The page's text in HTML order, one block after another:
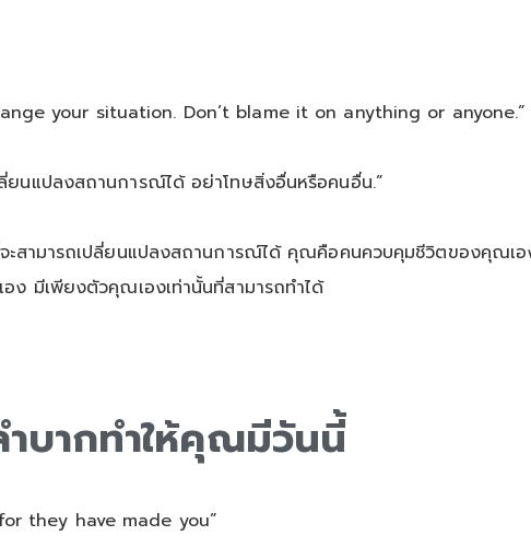
your situation. Don’t blame it on anything or anyone.”
นแปลงสถานการณ์ได้ อย่าโทษสิ่งอื่นหรือคนอื่น.”
จะสามารถเปลี่ยนแปลงสถานการณ์ได้ คุณคือคนควบคุมชีวิตของคุณ
ง มีเพียงตัวคุณเองเท่านั้นที่สามารถทำได้
ำบากทำให้คุณมีวันนี้
they have made you”